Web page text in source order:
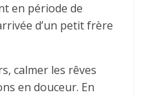
en période de
d’un petit frère
calmer les rêves
en douceur. En